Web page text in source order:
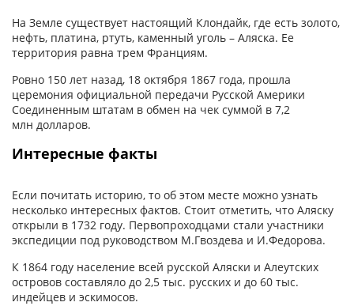
На Земле существует настоящий Клондайк, где есть золото,
нефть, платина, ртуть, каменный уголь – Аляска. Ее
территория равна трем Франциям.
Ровно 150 лет назад, 18 октября 1867 года, прошла
церемония официальной передачи Русской Америки
Соединенным штатам в обмен на чек суммой в 7,2
млн долларов.
Интересные факты
Если почитать историю, то об этом месте можно узнать
несколько интересных фактов. Стоит отметить, что Аляску
открыли в 1732 году. Первопроходцами стали участники
экспедиции под руководством М.Гвоздева и И.Федорова.
К 1864 году население всей русской Аляски и Алеутских
островов составляло до 2,5 тыс. русских и до 60 тыс.
индейцев и эскимосов.